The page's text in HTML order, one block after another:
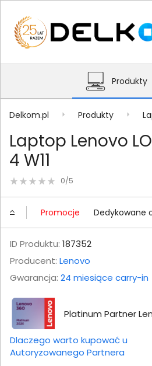
Produkty
Delkom.pl Produkty
Laptop Lenovo
4 W11
0/5
Promocje Dedykowane
ID Produktu: 187352
Producent: Lenovo
Gwarancja: 24 miesiące carry-in
Platinum Partner
Dlaczego warto kupować u
Autoryzowanego Partnera